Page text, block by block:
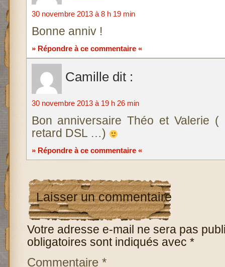
30 novembre 2013 à 8 h 19 min
Bonne anniv !
» Répondre à ce commentaire «
Camille dit :
30 novembre 2013 à 19 h 26 min
Bon anniversaire Théo et Valerie
retard DSL …)
» Répondre à ce commentaire «
Laisser un commentaire
Votre adresse e-mail ne sera pas
obligatoires sont indiqués avec *
Commentaire *